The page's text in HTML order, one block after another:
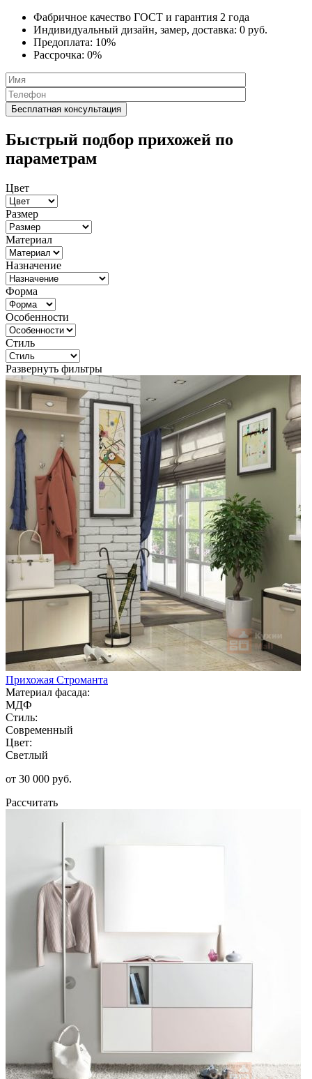
Фабричное качество ГОСТ и гарантия 2 года
Индивидуальный дизайн, замер, доставка: 0 руб.
Предоплата: 10%
Рассрочка: 0%
Быстрый подбор прихожей по
параметрам
Цвет
Размер
Материал
Назначение
Форма
Особенности
Стиль
Развернуть фильтры
Прихожая Строманта
Материал фасада:
МДФ
Стиль:
Современный
Цвет:
Светлый
от 30 000 руб.
Рассчитать